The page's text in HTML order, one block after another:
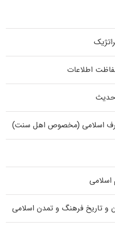
اطلاعات
حدیث
اسلامی (مخصوص اهل سنت)
اسلامی
و تاریخ فرهنگ و تمدن اسلامی